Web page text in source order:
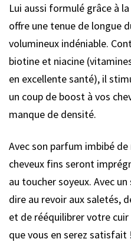
Lui aussi formulé grâce à
offre une tenue de longue
volumineux indéniable.
biotine et niacine
en excellente santé), il
un coup de boost à vos
manque de densité.
Avec son parfum imbibé
cheveux fins seront
au toucher soyeux. Avec
dire au revoir aux saletés,
et de rééquilibrer votre cuir
que vous en serez satisfait !